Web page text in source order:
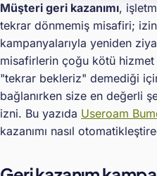
Müşteri geri kazanımı,
tekrar dönmemiş misafiri;
kampanyalarıyla yeniden
misafirlerin çoğu kötü
"tekrar bekleriz" demediği
bağlanırken size en değerli
izni. Bu yazıda Useroam
kazanımı nasıl